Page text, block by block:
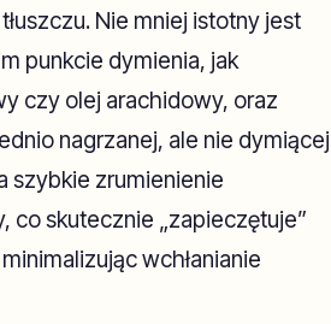
Nie mniej istotny jest
punkcie dymienia, jak
czy olej arachidowy, oraz
nagrzanej, ale nie dymiącej
szybkie zrumienienie
co skutecznie „zapieczętuje”
wchłanianie